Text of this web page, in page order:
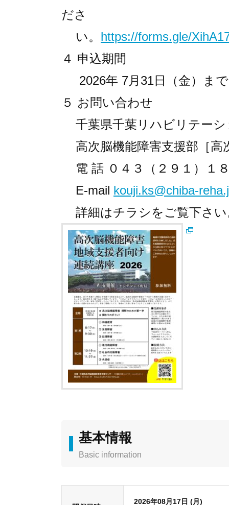
ださ
い。 https://forms.gle/
４ 申込期間
2026年 7月31日（金）まで
５ お問い合わせ
千葉県千葉リハビリテーシ
高次脳機能障害支援部［高
電 話 ０４３（２９１）１
E-mail kouji.ks@chiba-
詳細はチラシをご覧下さい
基本情報
Basic information
2026年08月17日 (月)